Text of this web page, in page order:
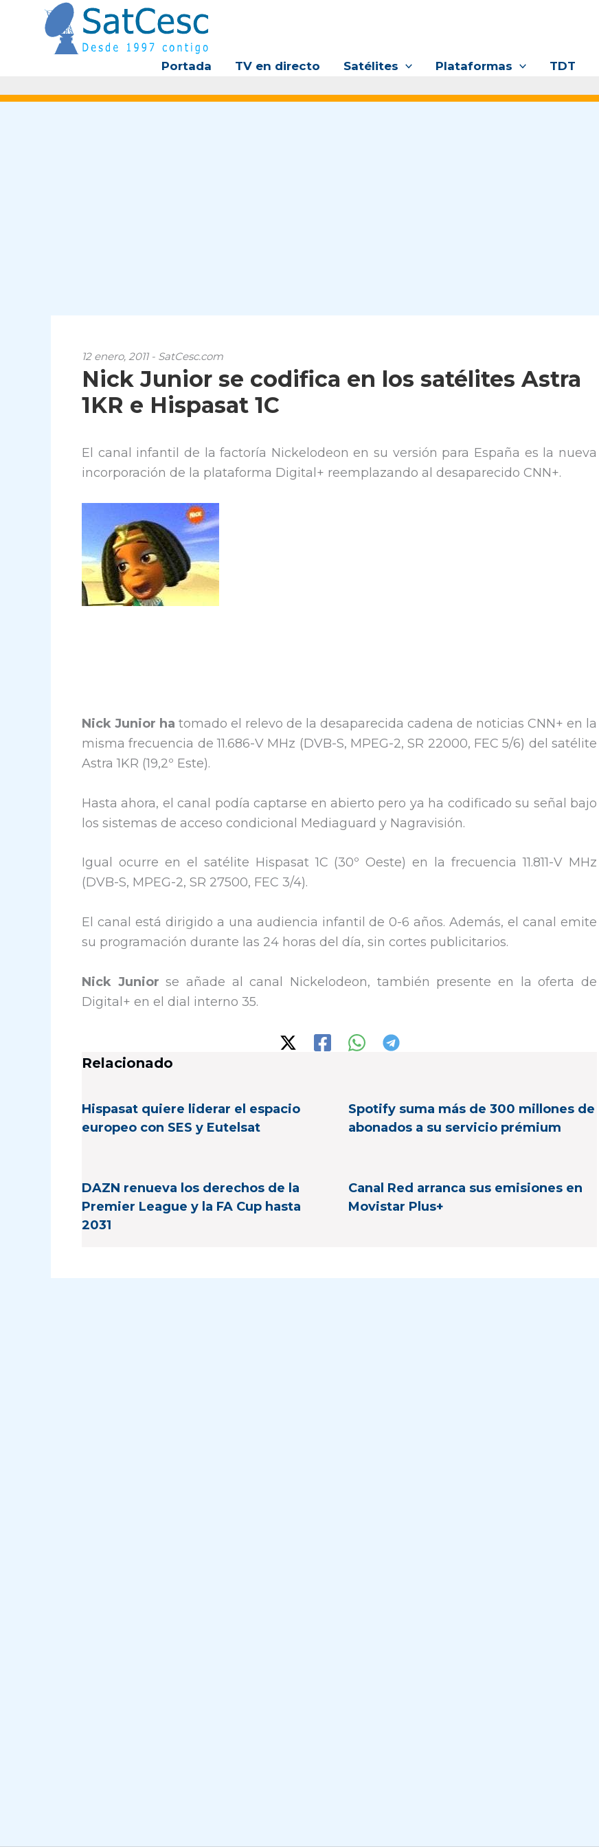
contenido
Portada TV en directo Satélites Plataformas TDT
12 enero, 2011 - SatCesc.com
Nick Junior se codifica en los satélites Astra
1KR e Hispasat 1C
El canal infantil de la factoría Nickelodeon en su versión para España es la nueva
incorporación de la plataforma Digital+ reemplazando al desaparecido CNN+.
Nick Junior ha tomado el relevo de la desaparecida cadena de noticias CNN+ en la
misma frecuencia de 11.686-V MHz (DVB-S, MPEG-2, SR 22000, FEC 5/6) del satélite
Astra 1KR (19,2º Este).
Hasta ahora, el canal podía captarse en abierto pero ya ha codificado su señal bajo
los sistemas de acceso condicional Mediaguard y Nagravisión.
Igual ocurre en el satélite Hispasat 1C (30º Oeste) en la frecuencia 11.811-V MHz
(DVB-S, MPEG-2, SR 27500, FEC 3/4).
El canal está dirigido a una audiencia infantil de 0-6 años. Además, el canal emite
su programación durante las 24 horas del día, sin cortes publicitarios.
Nick Junior se añade al canal Nickelodeon, también presente en la oferta de
Digital+ en el dial interno 35.
Relacionado
Hispasat quiere liderar el espacio
europeo con SES y Eutelsat
Spotify suma más de 300 millones de
abonados a su servicio prémium
DAZN renueva los derechos de la
Premier League y la FA Cup hasta
2031
Canal Red arranca sus emisiones en
Movistar Plus+